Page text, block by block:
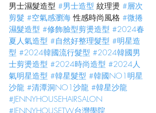
男士濕髮造型 #男士造型 紋理燙 #層次
剪髮 #空氣感瀏海 性感時尚風格 #微捲
濕髮造型 #修飾臉型剪燙造型 #2024春
夏人氣造型 #自然好整理髮型 #明星造
型 #2024韓國流行髮型 #2024韓國男
士剪燙造型 #2024時尚造型 #2024人
氣明星造型 #韓星髮型 #韓國NO1明星
沙龍 #清潭洞NO1沙龍 #韓星沙龍
#JENNYHOUSEHAIRSALON
#JENNYHOUSETW台灣學院